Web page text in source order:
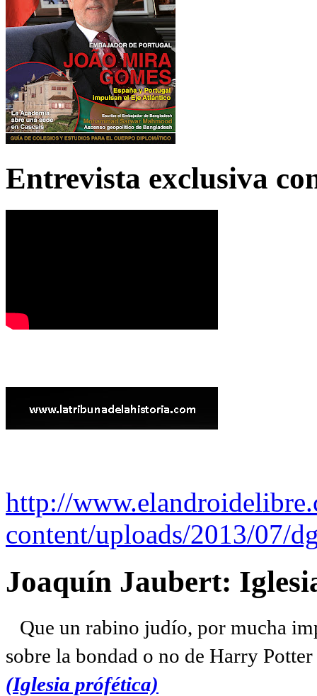
Entrevista exclusiva
http://
content/uploads/2013/07/
Joaquín Jaubert:
Que un rabino judío, por mucha
sobre la bondad o no de Harry
(Iglesia prófética)